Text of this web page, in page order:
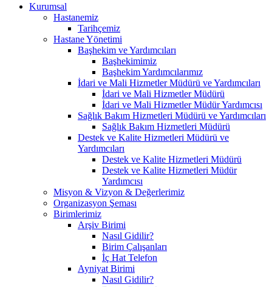
Kurumsal
Hastanemiz
Tarihçemiz
Hastane Yönetimi
Başhekim ve Yardımcıları
Başhekimimiz
Başhekim Yardımcılarımız
İdari ve Mali Hizmetler Müdürü ve Yardımcıları
İdari ve Mali Hizmetler Müdürü
İdari ve Mali Hizmetler Müdür Yardımcısı
Sağlık Bakım Hizmetleri Müdürü ve Yardımcıları
Sağlık Bakım Hizmetleri Müdürü
Destek ve Kalite Hizmetleri Müdürü ve
Yardımcıları
Destek ve Kalite Hizmetleri Müdürü
Destek ve Kalite Hizmetleri Müdür
Yardımcısı
Misyon & Vizyon & Değerlerimiz
Organizasyon Şeması
Birimlerimiz
Arşiv Birimi
Nasıl Gidilir?
Birim Çalışanları
İç Hat Telefon
Ayniyat Birimi
Nasıl Gidilir?